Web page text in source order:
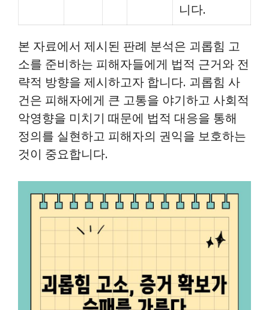
니다.
본 자료에서 제시된 판례 분석은 괴롭힘 고
소를 준비하는 피해자들에게 법적 근거와 전
략적 방향을 제시하고자 합니다. 괴롭힘 사
건은 피해자에게 큰 고통을 야기하고 사회적
악영향을 미치기 때문에 법적 대응을 통해
정의를 실현하고 피해자의 권익을 보호하는
것이 중요합니다.